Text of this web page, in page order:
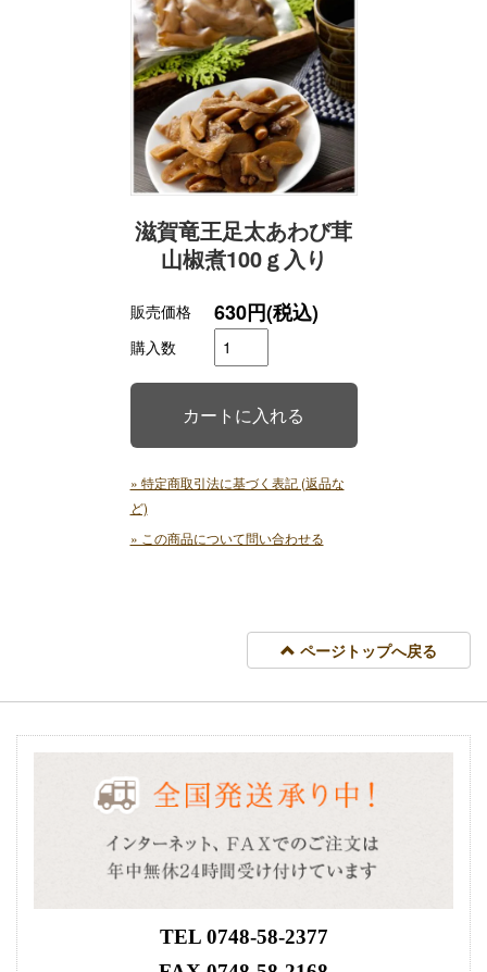
滋賀竜王足太あわび茸
山椒煮100ｇ入り
販売価格 630円(税込)
購入数
» 特定商取引法に基づく表記 (返品な
ど)
» この商品について問い合わせる
ページトップへ戻る
TEL 0748-58-2377